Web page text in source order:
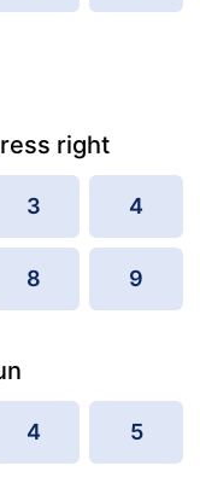
right
3 4
8 9
4 5